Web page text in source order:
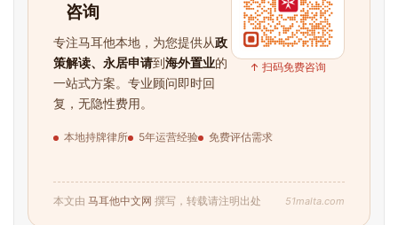
咨询
专注马耳他本地，为您提供从政
策解读、永居申请到海外置业的
一站式方案。专业顾问即时回
复，无隐性费用。
本地持牌律所 5年运营经验 免费评估需求
↑ 扫码免费咨询
本文由 马耳他中文网 撰写，转载请注明出处 51malta.com